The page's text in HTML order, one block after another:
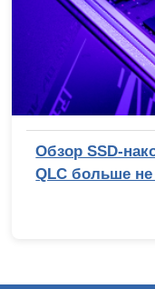
Обзор SSD-
QLC больше не